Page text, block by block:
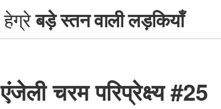
हेग्रेबड़े स्तन वाली लड़कियाँ
एंजेली चरम परिप्रेक्ष्य #25